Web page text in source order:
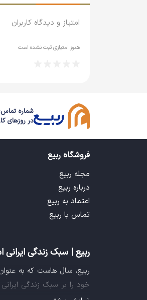
امتیاز و دیدگاه کاربران
هنوز امتیازی ثبت نشده است
شماره تماس:
در روزهای کاری
فروشگاه ربیع
مجله ربیع
درباره ربیع
اعتماد به ربیع
تماس با ربیع
ربیع | سبک زندگی ایرانی
ربیع، سال هاست که به
خود را بر سبک زندگی